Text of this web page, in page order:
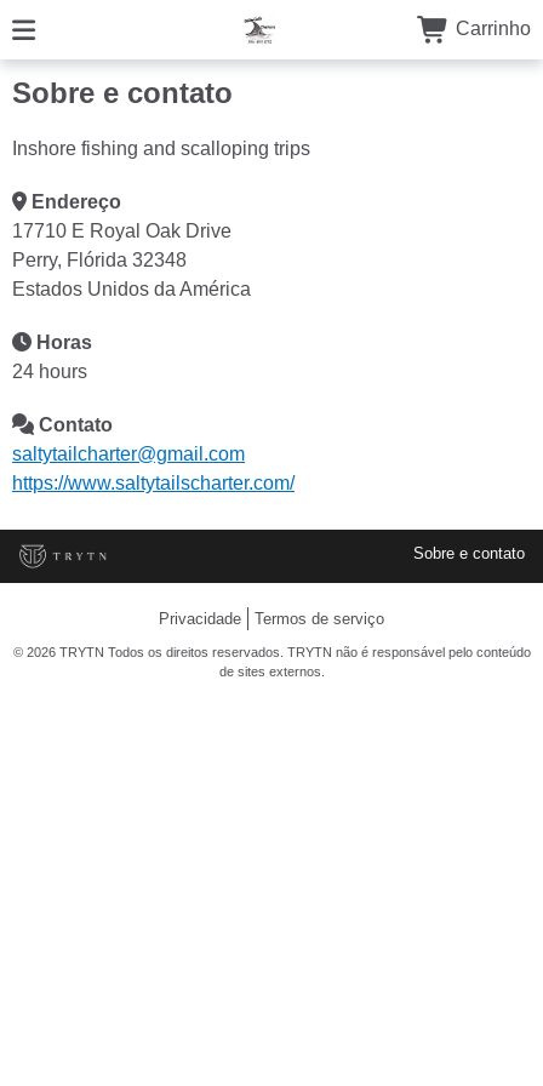
Carrinho
Sobre e contato
Inshore fishing and scalloping trips
Endereço
17710 E Royal Oak Drive
Perry, Flórida 32348
Estados Unidos da América
Horas
24 hours
Contato
saltytailcharter@gmail.com
https://www.saltytailscharter.com/
Sobre e contato
Privacidade Termos de serviço
© 2026 TRYTN Todos os direitos reservados. TRYTN não é responsável pelo conteúdo
de sites externos.